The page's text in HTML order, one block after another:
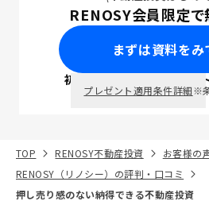
RENOSY会員限定で
まずは資料をみ
初回面談で ポイン
プレゼント適用条件詳細※
TOP RENOSY不動産投資
お客様の
RENOSY（リノシー）の評判・口コミ
押し売り感のない納得できる不動産投資